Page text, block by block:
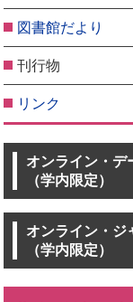
図書館だより
刊行物
リンク
オンライン・デ
（学内限定）
オンライン・ジ
（学内限定）